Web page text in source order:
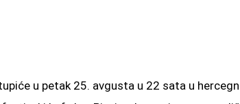
u petak 25. avgusta u 22 sata u